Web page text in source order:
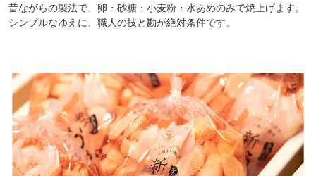
昔ながらの製法で、卵・砂糖・小麦粉・水あめのみで焼上げます。
シンプルなゆえに、職人の技と勘が絶対条件です。